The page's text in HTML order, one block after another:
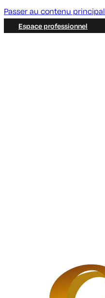
Passer au contenu principal
Espace professionnel